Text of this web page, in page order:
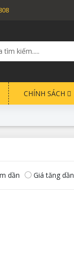
CHÍNH SÁCH
dần Giá tăng dần